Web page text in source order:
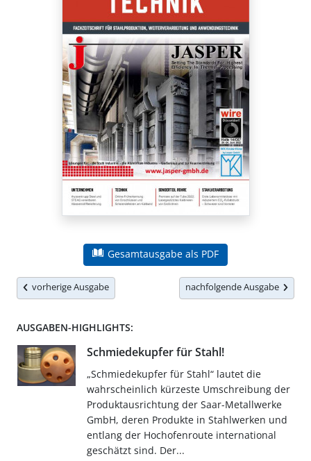
Gesamtausgabe als PDF
vorherige Ausgabe nachfolgende Ausgabe
AUSGABEN-HIGHLIGHTS:
Schmiedekupfer für Stahl!
„Schmiedekupfer für Stahl“ lautet die
wahrscheinlich kürzeste Umschreibung der
Produktausrichtung der Saar-Metallwerke
GmbH, deren Produkte in Stahlwerken und
entlang der Hochofenroute international
geschätzt sind. Der...